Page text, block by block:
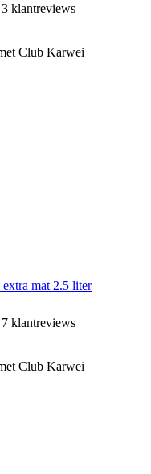
klantreviews
Club Karwei
mat 2.5 liter
klantreviews
Club Karwei